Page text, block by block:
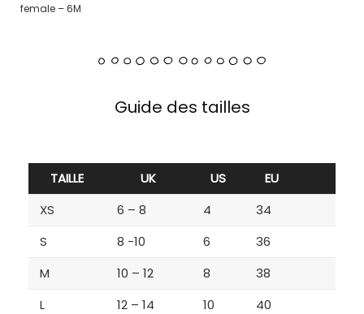
female – 6M
Guide des tailles
TAILLE UK US
EU
XS
6 – 8 4
34
S
8 -10 6
36
M
10 – 12 8
38
L
12 – 14 10
40